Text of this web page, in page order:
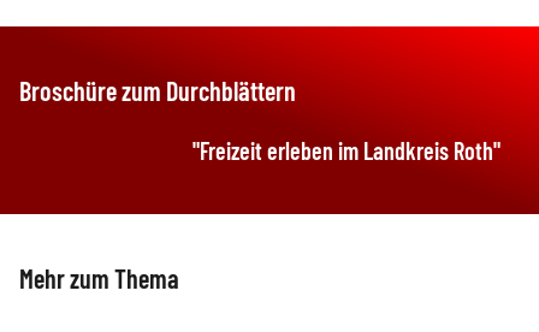
Broschüre zum Durchblättern
"Freizeit erleben im Landkreis Roth"
Mehr zum Thema